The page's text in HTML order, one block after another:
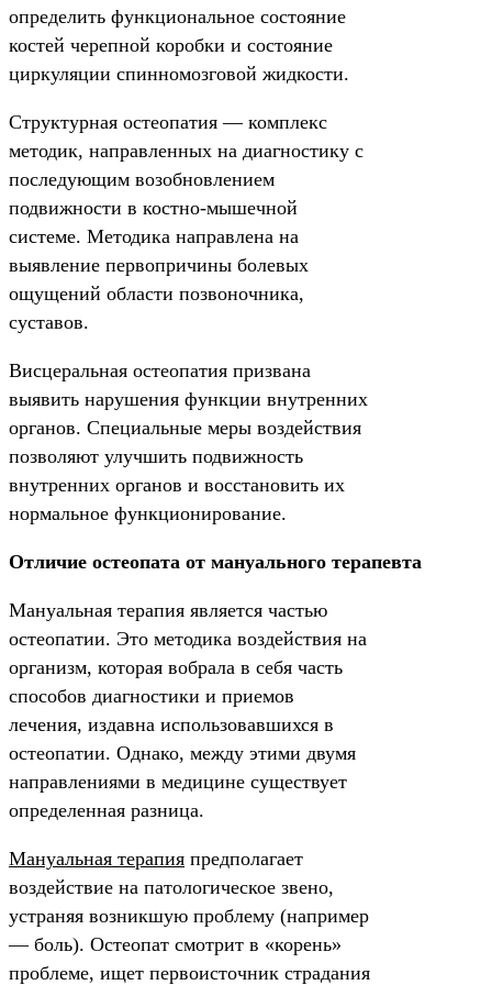
определить функциональное состояние
костей черепной коробки и состояние
циркуляции спинномозговой жидкости.
Структурная остеопатия — комплекс
методик, направленных на диагностику с
последующим возобновлением
подвижности в костно-мышечной
системе. Методика направлена на
выявление первопричины болевых
ощущений области позвоночника,
суставов.
Висцеральная остеопатия призвана
выявить нарушения функции внутренних
органов. Специальные меры воздействия
позволяют улучшить подвижность
внутренних органов и восстановить их
нормальное функционирование.
Отличие остеопата от мануального терапевта
Мануальная терапия является частью
остеопатии. Это методика воздействия на
организм, которая вобрала в себя часть
способов диагностики и приемов
лечения, издавна использовавшихся в
остеопатии. Однако, между этими двумя
направлениями в медицине существует
определенная разница.
Мануальная терапия предполагает
воздействие на патологическое звено,
устраняя возникшую проблему (например
— боль). Остеопат смотрит в «корень»
проблеме, ищет первоисточник страдания